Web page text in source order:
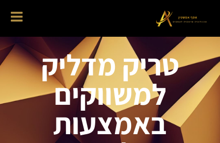
טריק מדליק
למשווקים
באמצעות